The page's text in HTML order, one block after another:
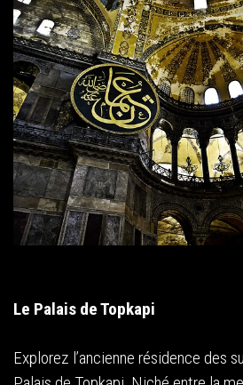
Le Palais de Topkapi
Explorez l’ancienne résidence des